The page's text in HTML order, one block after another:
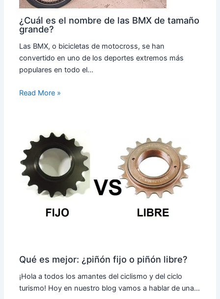
¿Cuál es el nombre de las BMX de tamaño
grande?
Las BMX, o bicicletas de motocross, se han
convertido en uno de los deportes extremos más
populares en todo el…
Read More »
Qué es mejor: ¿piñón fijo o piñón libre?
¡Hola a todos los amantes del ciclismo y del ciclo
turismo! Hoy en nuestro blog vamos a hablar de una…